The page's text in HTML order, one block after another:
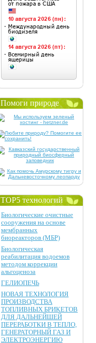
Помоги природе
TOP5 технологий
Биологические очистные
сооружения на основе
мембранных
биореакторов (МБР)
Биологическая
реабилитация водоемов
методом коррекции
альгоценоза
ГЕЛИОПЕЧЬ
НОВАЯ ТЕХНОЛОГИЯ
ПРОИЗВОДСТВА
ТОПЛИВНЫХ БРИКЕТОВ
ДЛЯ ДАЛЬНЕЙШЕЙ
ПЕРЕРАБОТКИ В ТЕПЛО,
ГЕНЕРАТОРНЫЙ ГАЗ И
ЭЛЕКТРОЭНЕРГИЮ